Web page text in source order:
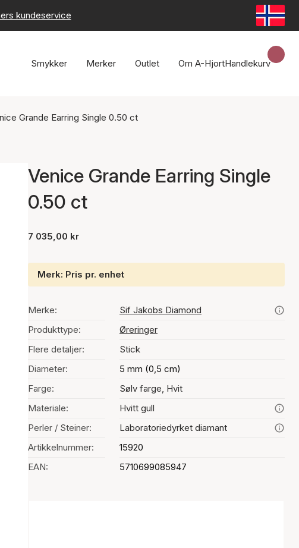
kundeservice
Smykker Merker Outlet Om A-HjortHandlekurv
Grande Earring Single 0.50 ct
Venice Grande Earring Single
0.50 ct
7 035,00 kr
Merk: Pris pr. enhet
Merke:
Sif Jakobs Diamond
Produkttype:
Øreringer
Flere detaljer:
Stick
Diameter:
5 mm (0,5 cm)
Farge:
Sølv farge, Hvit
Materiale:
Hvitt gull
Perler / Steiner:
Laboratoriedyrket diamant
Artikkelnummer:
15920
EAN:
5710699085947